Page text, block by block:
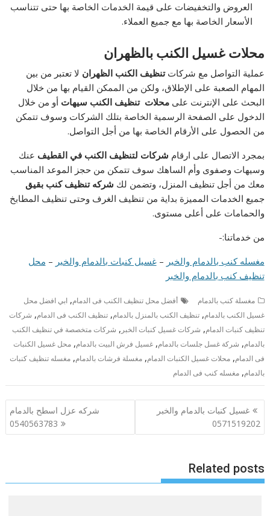
العروض والتخفيضات على قيمة الخدمات الخاصة بها حتى تتناسب
الأسعار الخاصة بها مع جميع العملاء.
محلات غسيل الكنب بالظهران
عملية التواصل مع شركاتتنظيف الكنب الظهران لا تعتبر من بين
المهام الصعبة على الإطلاق، ولكن من الممكن القيام بها من خلال
البحث على الإنترنت علىمحلات تنظيف الكنب سيهاتأو من خلال
الدخول على الصفحة الرسمية الخاصة بتلك الشركات وسوف تتمكن
من الحصول على الأرقام الخاصة بها من أجل التواصل.
بمجرد الاتصال على ارقام شركات لتنظيف الكنب في القطيف عنك
وسيهات وصفوى وأم الساهك سوف تتمكن من حجز الموعد المناسب
معك من أجل تنظيف المنزل، وتضمن لك شركه تنظيف كنب بقيق
جميع الخدمات المميزة بداية من تنظيف الغرف وحتى تنظيف المطابخ
والحمامات على أعلى مستوى.
من خدماتنا:-
مغسله كنب بالدمام والخبر –غسيل كنبات بالدمام والخبر – محل
تنظيف كنب بالدمام والخبر
مغسلة كنب بالدمام أفضل محل تنظيف الكنب فى الدمام,ابي افضل محل
غسيل الكنب بالدمام,تنظيف الكنب بالمنزل بالدمام,تنظيف الكنب فى الدمام, شركات
تنظيف كنبات الدمام, شركات غسيل كنبات الخبر , شركات متخصصة في تنظيف الكنب
بالدمام, شركة غسل جلسات بالدمام,غسيل فرش البيت بالدمام,محل غسيل الكنبات
فى الدمام,محلات غسيل الكنبات الدمام,مغسلة فرشات بالدمام,مغسله تنظيف كنبات
بالدمام,مغسله كنب فى الدمام
تصفّح
المقالات
غسيل كنبات بالدمام والخبر
0571519202
شركه عزل اسطح بالدمام
0540563783
Related posts